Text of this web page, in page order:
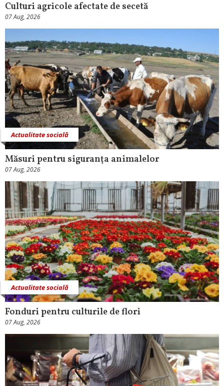
Culturi agricole afectate de secetă
07 Aug, 2026
Actualitate socială
Măsuri pentru siguranţa animalelor
07 Aug, 2026
Actualitate socială
Fonduri pentru culturile de flori
07 Aug, 2026